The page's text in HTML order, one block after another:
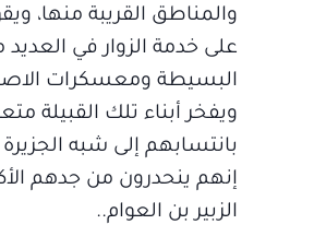
والمناطق القريبة منها،
على خدمة الزوار في
البسيطة ومعسكرات
ويفخر أبناء تلك القبيلة
بانتسابهم إلى شبه الجزيرة
إنهم ينحدرون من جدهم
الزبير بن العوام..